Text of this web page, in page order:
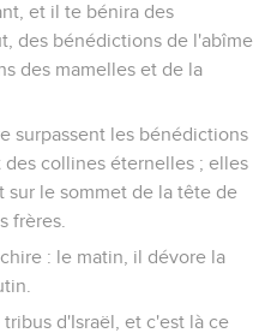
et il te bénira des
des bénédictions de l'abîme
des mamelles et de la
surpassent les bénédictions
collines éternelles ; elles
sur le sommet de la tête de
frères.
: le matin, il dévore la
d'Israël, et c'est là ce